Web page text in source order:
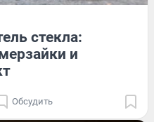
стекла:
и
Обсудить